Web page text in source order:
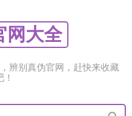
网大全
辨别真伪官网，赶快来收藏